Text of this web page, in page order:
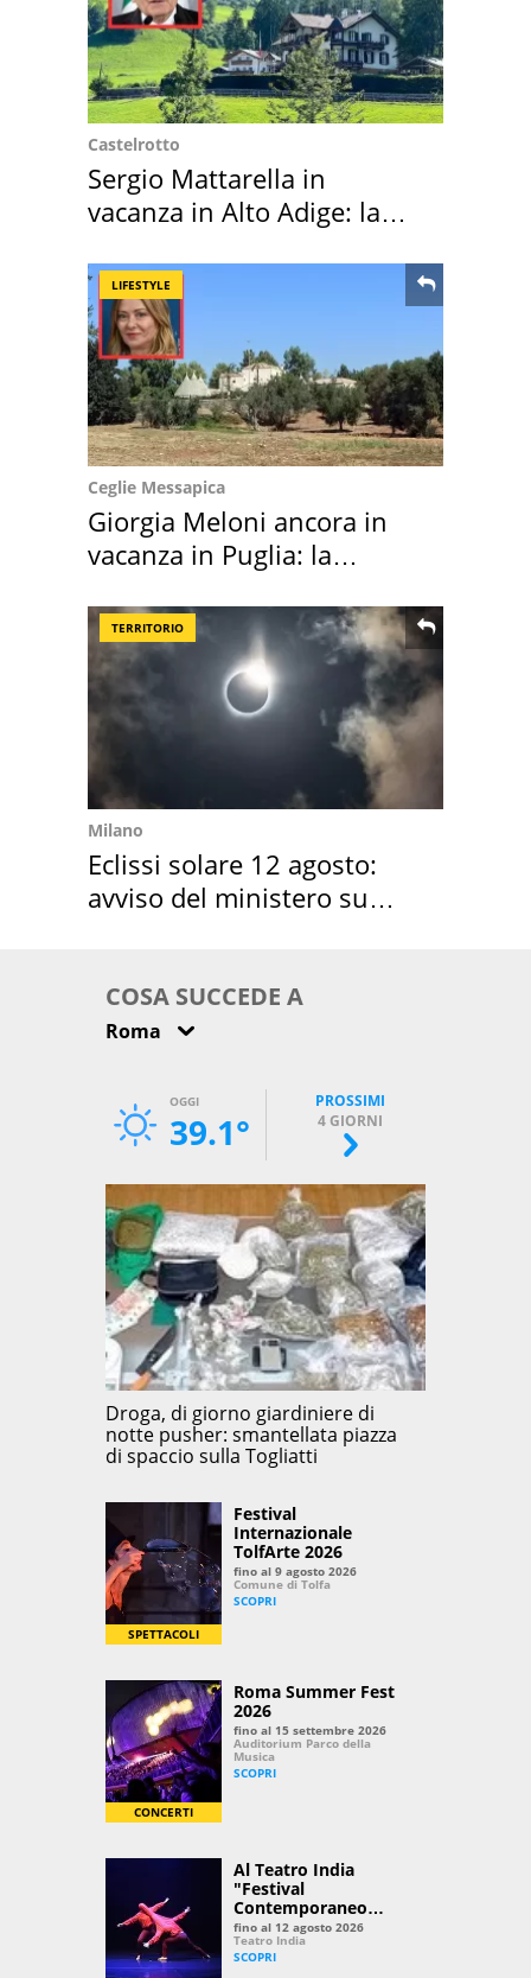
Castelrotto
Sergio Mattarella in
vacanza in Alto Adige: la
LIFESTYLE
Ceglie Messapica
Giorgia Meloni ancora in
vacanza in Puglia: la
TERRITORIO
Milano
Eclissi solare 12 agosto:
avviso del ministero su